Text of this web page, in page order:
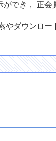
でき， 正
ダウンロー